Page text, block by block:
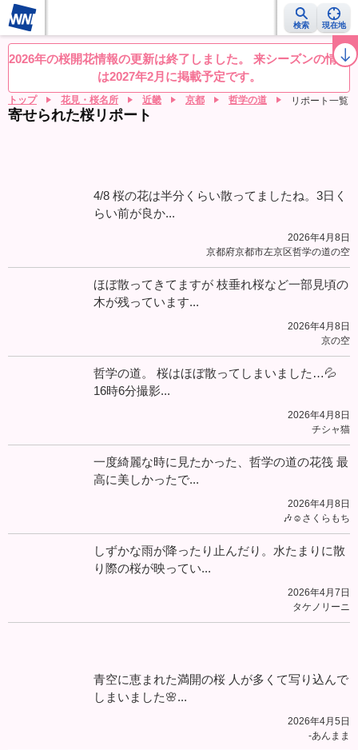
検索 現在地
桜レーダー 名所ランキング 桜開花予想NEWS お花見動画 目的別
2026年の桜開花情報の更新は終了しました。 来シーズンの情報
は2027年2月に掲載予定です。
トップ 花見・桜名所 近畿 京都 哲学の道 リポート一覧
寄せられた桜リポート
4/8 桜の花は半分くらい散ってましたね。3日く
らい前が良か...
2026年4月8日
京都府京都市左京区哲学の道の空
ほぼ散ってきてますが 枝垂れ桜など一部見頃の
木が残っています...
2026年4月8日
京の空
哲学の道。 桜はほぼ散ってしまいました…💦
16時6分撮影...
2026年4月8日
チシャ猫
一度綺麗な時に見たかった、哲学の道の花筏 最
高に美しかったで...
2026年4月8日
🎶☺️さくらもち
しずかな雨が降ったり止んだり。水たまりに散
り際の桜が映ってい...
2026年4月7日
タケノリーニ
青空に恵まれた満開の桜 人が多くて写り込んで
しまいました🌸...
2026年4月5日
-あんまま